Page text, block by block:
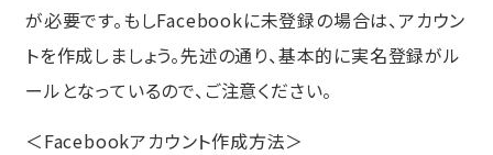
が必要です。もしFacebookに未登録の場合は、アカウン
トを作成しましょう。先述の通り、基本的に実名登録がル
ールとなっているので、ご注意ください。
＜Facebookアカウント作成方法＞